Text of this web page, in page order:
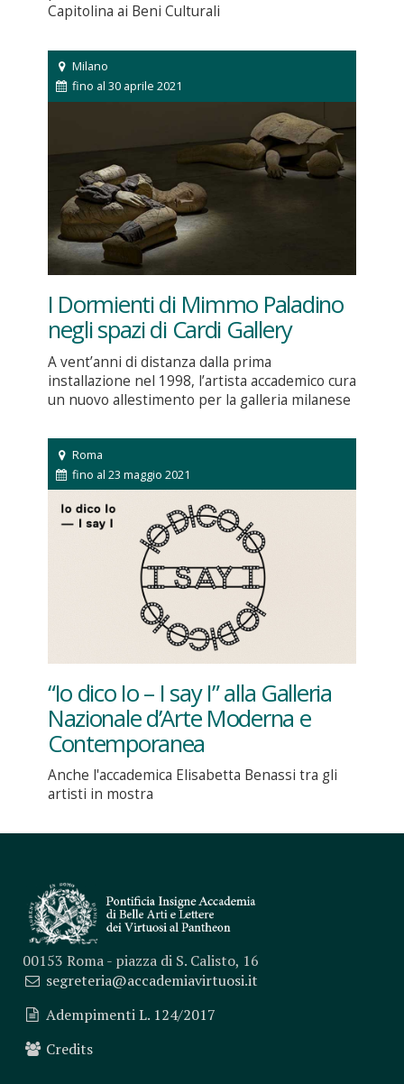
Capitolina ai Beni Culturali
Milano
fino al 30 aprile 2021
I Dormienti di Mimmo Paladino
negli spazi di Cardi Gallery
A vent’anni di distanza dalla prima
installazione nel 1998, l’artista accademico cura
un nuovo allestimento per la galleria milanese
Roma
fino al 23 maggio 2021
“Io dico Io – I say I” alla Galleria
Nazionale d’Arte Moderna e
Contemporanea
Anche l'accademica Elisabetta Benassi tra gli
artisti in mostra
00153 Roma - piazza di S. Calisto, 16
segreteria@accademiavirtuosi.it
Adempimenti L. 124/2017
Credits